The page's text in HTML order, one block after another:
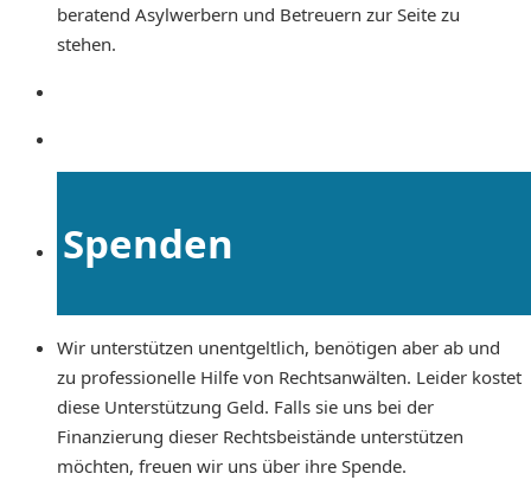
beratend Asylwerbern und Betreuern zur Seite zu
stehen.
Spenden
Wir unterstützen unentgeltlich, benötigen aber ab und
zu professionelle Hilfe von Rechtsanwälten. Leider kostet
diese Unterstützung Geld. Falls sie uns bei der
Finanzierung dieser Rechtsbeistände unterstützen
möchten, freuen wir uns über ihre Spende.